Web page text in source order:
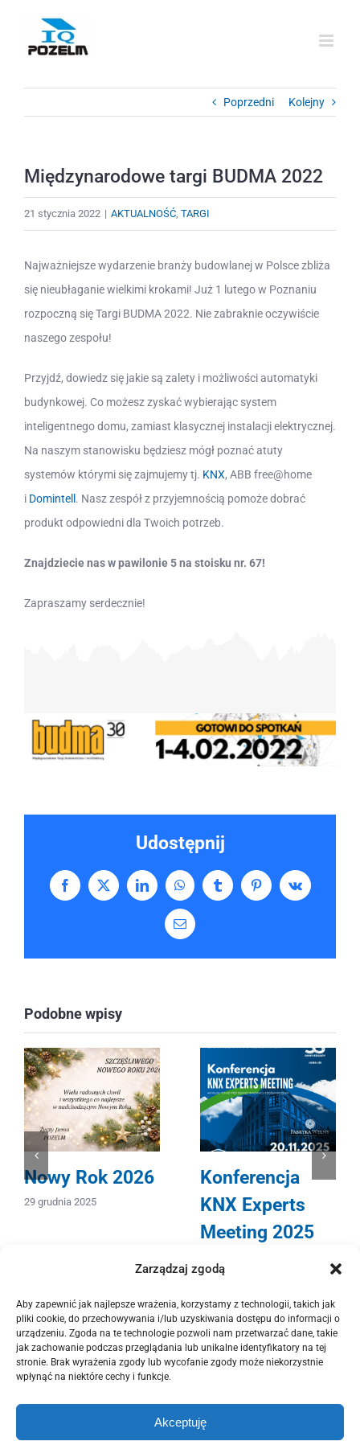
Zarządzaj zgodą
Aby zapewnić jak najlepsze wrażenia, korzystamy z technologii, takich jak
pliki cookie, do przechowywania i/lub uzyskiwania dostępu do informacji o
urządzeniu. Zgoda na te technologie pozwoli nam przetwarzać dane, takie
jak zachowanie podczas przeglądania lub unikalne identyfikatory na tej
stronie. Brak wyrażenia zgody lub wycofanie zgody może niekorzystnie
wpłynąć na niektóre cechy i funkcje.
Akceptuję
zawartości
Poprzedni Kolejny
Międzynarodowe targi BUDMA 2022
21 stycznia 2022 | AKTUALNOŚĆ, TARGI
Najważniejsze wydarzenie branży budowlanej w Polsce zbliża
się nieubłaganie wielkimi krokami! Już 1 lutego w Poznaniu
rozpoczną się Targi BUDMA 2022. Nie zabraknie oczywiście
naszego zespołu!
Przyjdź, dowiedz się jakie są zalety i możliwości automatyki
budynkowej. Co możesz zyskać wybierając system
inteligentnego domu, zamiast klasycznej instalacji elektrycznej.
Na naszym stanowisku będziesz mógł poznać atuty
systemów którymi się zajmujemy tj. KNX, ABB free@home
i Domintell . Nasz zespół z przyjemnością pomoże dobrać
produkt odpowiedni dla Twoich potrzeb.
Znajdziecie nas w pawilonie 5 na stoisku nr. 67!
Zapraszamy serdecznie!
Udostępnij
Facebook
X LinkedInWhatsAppTumblr PinterestVk
Email
Podobne wpisy
Nowy Rok 2026
29 grudnia 2025
Konferencja
KNX Experts
Meeting 2025
Polityka Plików Cookies (EU)